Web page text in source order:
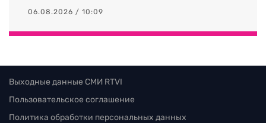
06.08.2026 / 10:09
Выходные данные СМИ RTVI
Пользовательское соглашение
Политика обработки персональных данных